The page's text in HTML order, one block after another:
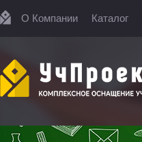
О Компании Каталог